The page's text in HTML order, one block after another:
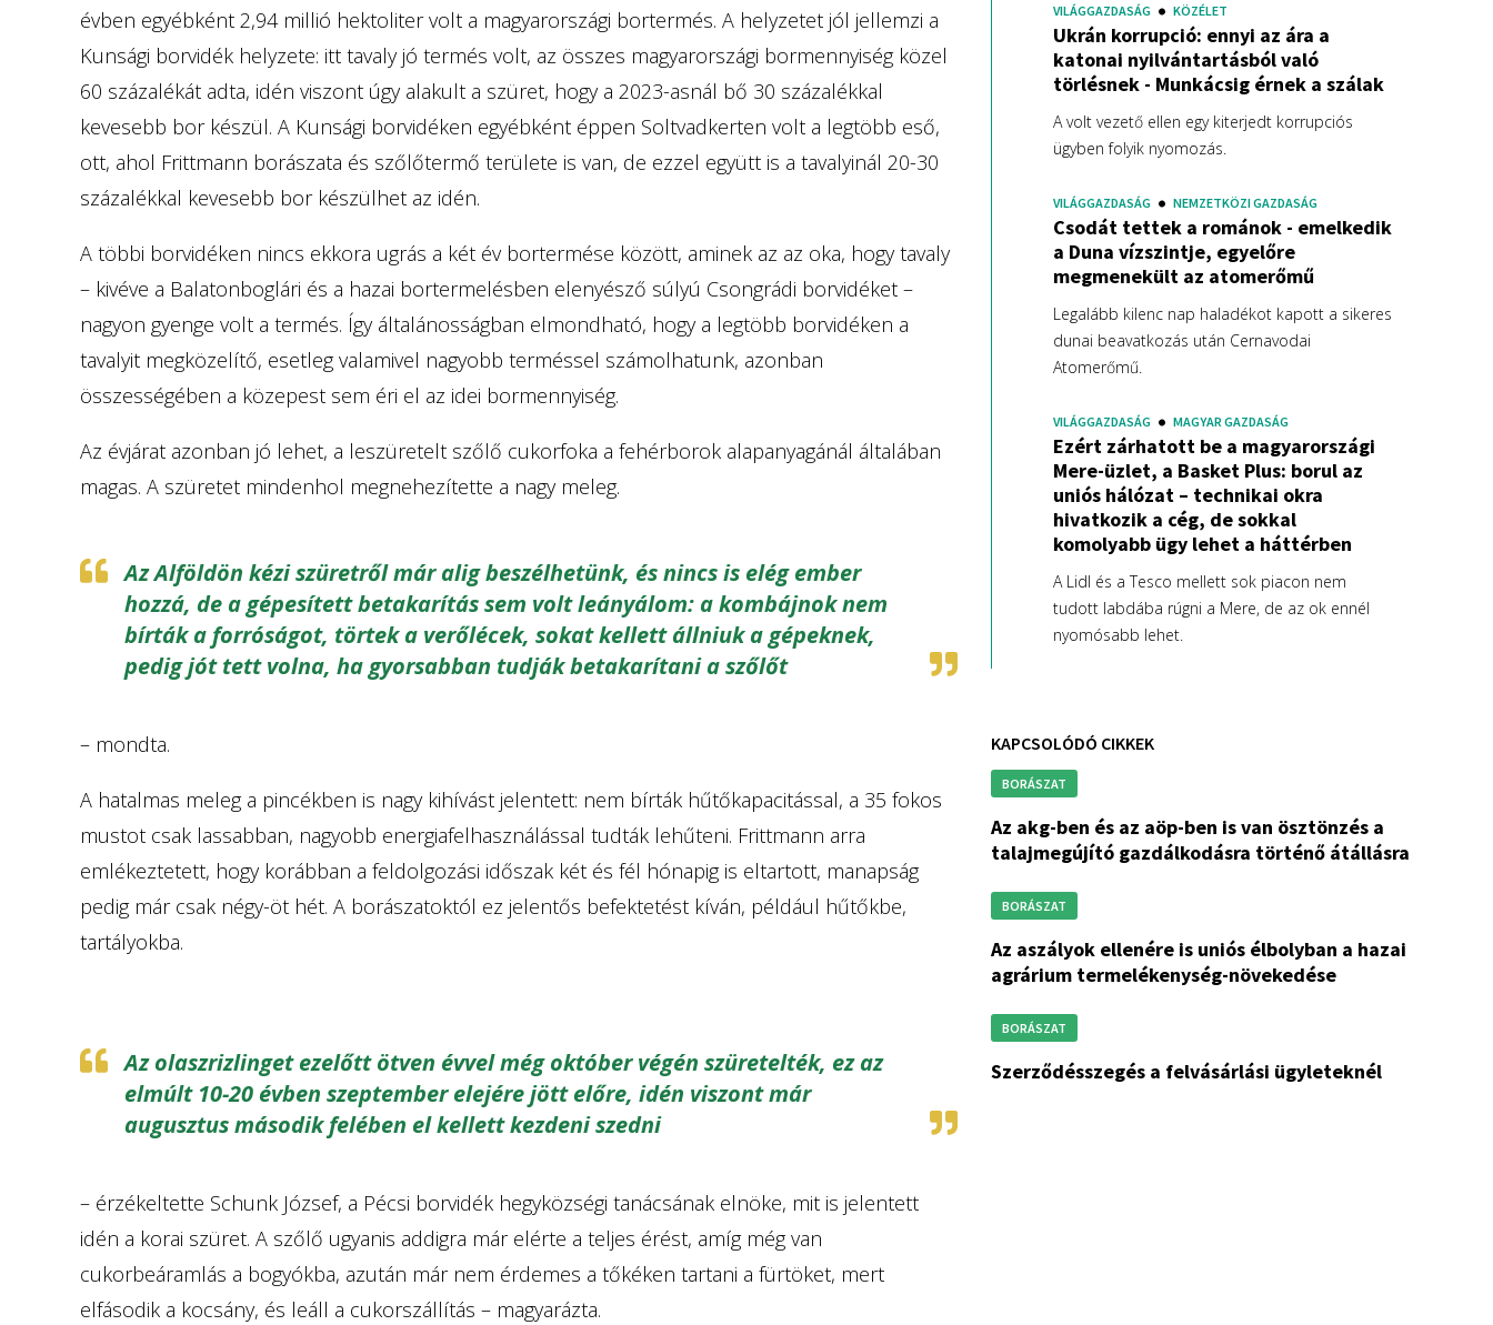
évben egyébként 2,94 millió hektoliter volt a magyarországi bortermés. A helyzetet jól jellemzi a
Kunsági borvidék helyzete: itt tavaly jó termés volt, az összes magyarországi bormennyiség közel
60 százalékát adta, idén viszont úgy alakult a szüret, hogy a 2023-asnál bő 30 százalékkal
kevesebb bor készül. A Kunsági borvidéken egyébként éppen Soltvadkerten volt a legtöbb eső,
ott, ahol Frittmann borászata és szőlőtermő területe is van, de ezzel együtt is a tavalyinál 20-30
százalékkal kevesebb bor készülhet az idén.
A többi borvidéken nincs ekkora ugrás a két év bortermése között, aminek az az oka, hogy tavaly
– kivéve a Balatonboglári és a hazai bortermelésben elenyésző súlyú Csongrádi borvidéket –
nagyon gyenge volt a termés. Így általánosságban elmondható, hogy a legtöbb borvidéken a
tavalyit megközelítő, esetleg valamivel nagyobb terméssel számolhatunk, azonban
összességében a közepest sem éri el az idei bormennyiség.
Az évjárat azonban jó lehet, a leszüretelt szőlő cukorfoka a fehérborok alapanyagánál általában
magas. A szüretet mindenhol megnehezítette a nagy meleg.
Az Alföldön kézi szüretről már alig beszélhetünk, és nincs is elég ember
hozzá, de a gépesített betakarítás sem volt leányálom: a kombájnok nem
bírták a forróságot, törtek a verőlécek, sokat kellett állniuk a gépeknek,
pedig jót tett volna, ha gyorsabban tudják betakarítani a szőlőt
– mondta.
A hatalmas meleg a pincékben is nagy kihívást jelentett: nem bírták hűtőkapacitással, a 35 fokos
mustot csak lassabban, nagyobb energiafelhasználással tudták lehűteni. Frittmann arra
emlékeztetett, hogy korábban a feldolgozási időszak két és fél hónapig is eltartott, manapság
pedig már csak négy-öt hét. A borászatoktól ez jelentős befektetést kíván, például hűtőkbe,
tartályokba.
Az olaszrizlinget ezelőtt ötven évvel még október végén szüretelték, ez az
elmúlt 10-20 évben szeptember elejére jött előre, idén viszont már
augusztus második felében el kellett kezdeni szedni
– érzékeltette Schunk József, a Pécsi borvidék hegyközségi tanácsának elnöke, mit is jelentett
idén a korai szüret. A szőlő ugyanis addigra már elérte a teljes érést, amíg még van
cukorbeáramlás a bogyókba, azután már nem érdemes a tőkéken tartani a fürtöket, mert
elfásodik a kocsány, és leáll a cukorszállítás – magyarázta.
VILÁGGAZDASÁG KÖZÉLET
Ukrán korrupció: ennyi az ára a
katonai nyilvántartásból való
törlésnek - Munkácsig érnek a szálak
A volt vezető ellen egy kiterjedt korrupciós
ügyben folyik nyomozás.
VILÁGGAZDASÁG NEMZETKÖZI GAZDASÁG
Csodát tettek a románok - emelkedik
a Duna vízszintje, egyelőre
megmenekült az atomerőmű
Legalább kilenc nap haladékot kapott a sikeres
dunai beavatkozás után Cernavodai
Atomerőmű.
VILÁGGAZDASÁG MAGYAR GAZDASÁG
Ezért zárhatott be a magyarországi
Mere-üzlet, a Basket Plus: borul az
uniós hálózat – technikai okra
hivatkozik a cég, de sokkal
komolyabb ügy lehet a háttérben
A Lidl és a Tesco mellett sok piacon nem
tudott labdába rúgni a Mere, de az ok ennél
nyomósabb lehet.
KAPCSOLÓDÓ CIKKEK
BORÁSZAT
az akg-ben és az aöp-ben is van ösztönzés a
talajmegújító gazdálkodásra történő átállásra
BORÁSZAT
az aszályok ellenére is uniós élbolyban a hazai
agrárium termelékenység-növekedése
BORÁSZAT
szerződésszegés a felvásárlási ügyleteknél